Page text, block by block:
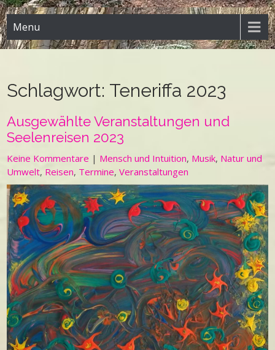
Menu
Schlagwort: Teneriffa 2023
Ausgewählte Veranstaltungen und
Seelenreisen 2023
Keine Kommentare | Mensch und Intuition, Musik, Natur und
Umwelt, Reisen, Termine,Veranstaltungen